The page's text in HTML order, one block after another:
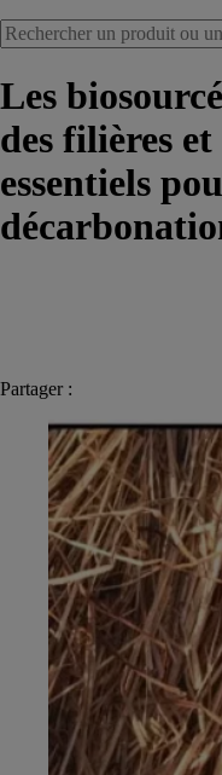
Les
des filières
essentiels
Partager :